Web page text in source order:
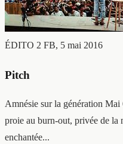
ÉDITO 2 FB, 5 mai 2016
Pitch
Amnésie sur la génération Mai
proie au burn-out, privée de la
enchantée...